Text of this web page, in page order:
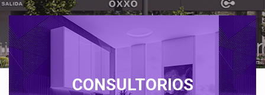
CONSULTORIOS